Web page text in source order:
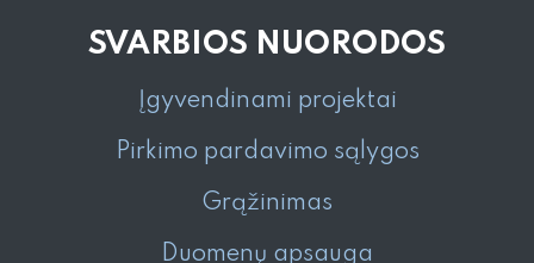
SVARBIOS NUORODOS
Įgyvendinami projektai
Pirkimo pardavimo sąlygos
Grąžinimas
Duomenų apsauga